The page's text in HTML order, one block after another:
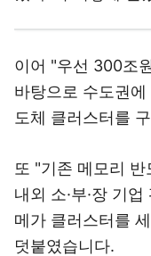
이어 "우선 300조
바탕으로 수도권
도체 클러스터를
또 "기존 메모리
내외 소·부·장 기
메가 클러스터를
덧붙였습니다.